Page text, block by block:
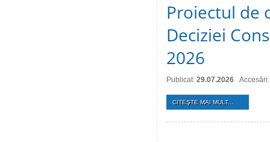
Proiectul de
Deciziei
2026
Publicat: 29.07.2026
CITEŞTE MAI MULT...